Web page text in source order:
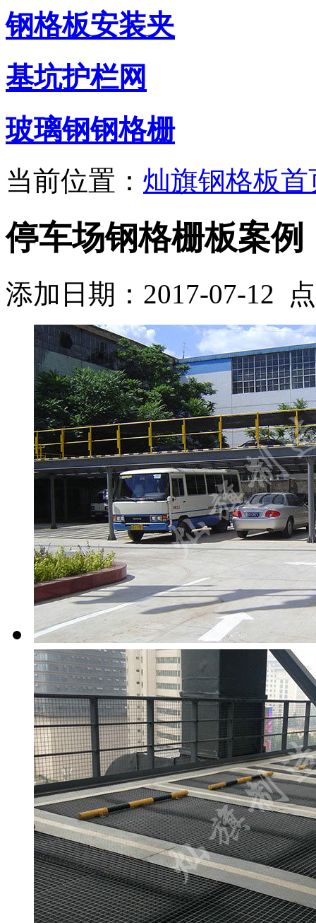
钢格板安装夹
基坑护栏网
玻璃钢钢格栅
当前位置： 灿旗钢格板首
停车场钢格栅板案例
添加日期：2017-07-12